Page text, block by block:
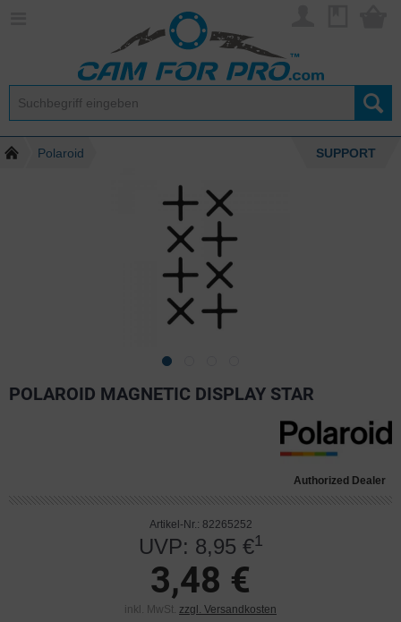
Polaroid SUPPORT
POLAROID MAGNETIC DISPLAY STAR
Authorized Dealer
Artikel-Nr.: 82265252
UVP: 8,95 €1
3,48 €
inkl. MwSt. zzgl. Versandkosten